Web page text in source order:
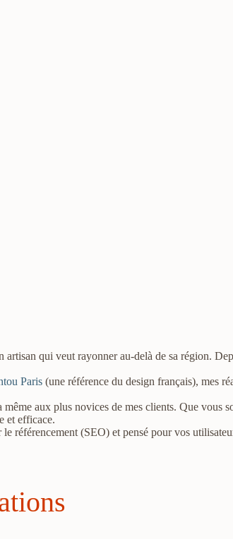
qui veut rayonner au-delà de sa région.
Paris (une référence du design français), mes
aux plus novices de mes clients. Que vous
et efficace.
référencement (SEO) et pensé pour vos